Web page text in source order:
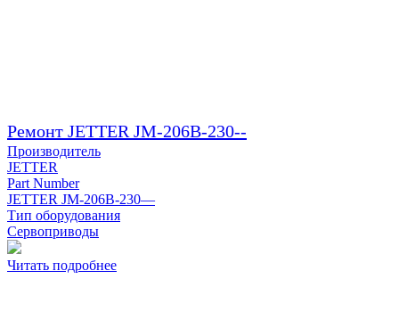
Ремонт JETTER JM-206B-230--
Производитель
JETTER
Part Number
JETTER JM-206B-230—
Тип оборудования
Сервоприводы
Читать подробнее